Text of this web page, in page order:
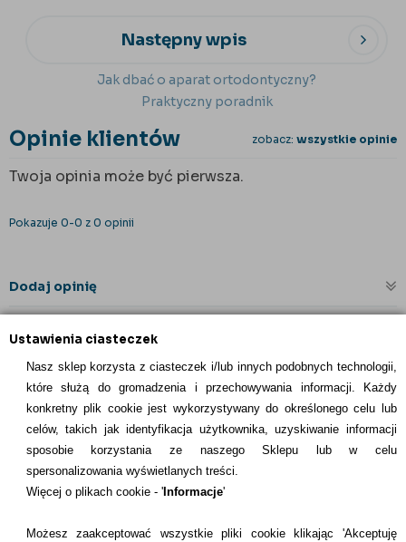
Ustawienia ciasteczek
Nasz sklep korzysta z ciasteczek i/lub innych podobnych technologii,
które służą do gromadzenia i przechowywania informacji. Każdy
konkretny plik cookie jest wykorzystywany do określonego celu lub
celów, takich jak identyfikacja użytkownika, uzyskiwanie informacji
sposobie korzystania ze naszego Sklepu lub w celu
spersonalizowania wyświetlanych treści.
Więcej o plikach cookie - 'Informacje'
Możesz zaakceptować wszystkie pliki cookie klikając 'Akceptuję
Następny wpis
Jak dbać o aparat ortodontyczny?
Praktyczny poradnik
Opinie klientów zobacz: wszystkie opinie
Twoja opinia może być pierwsza.
Pokazuje 0-0 z 0 opinii
Dodaj opinię
INFORMACJE KONTAKTOWE
Informacje